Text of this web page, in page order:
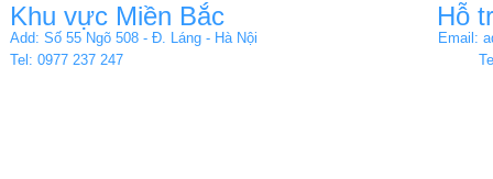
Khu vực Miền Bắc
Add: Số 55 Ngõ 508 - Đ. Láng - Hà Nội
Tel: 0977 237 247
Hỗ
Email: